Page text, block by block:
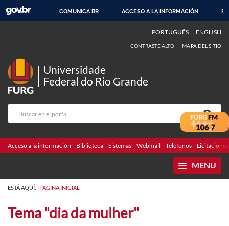
CONTENIDO
COMUNICA BR ACCESO A LA INFORMACIÓN
PORTUGUÊS ENGLISH
CONTRASTE ALTO MAPA DEL SITIO
Universidade
Federal do Rio Grande
Acceso a la información Biblioteca Sistemas Webmail Teléfonos Licitaciones
MENU
ESTÁ AQUÍ: PAGINA INICIAL
Tema "dia da mulher"